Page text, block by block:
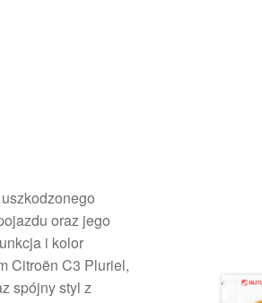
oraz jego
i kolor
Citroën C3 Pluriel,
spójny styl z